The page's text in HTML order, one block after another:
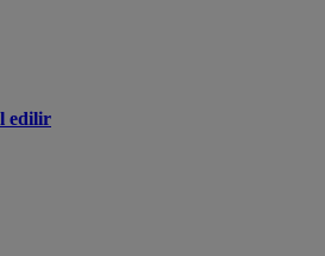
edilir